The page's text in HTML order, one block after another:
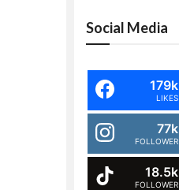
Social Media
179k
LIKES
77k
FOLLOWER
18.5k
FOLLOWER